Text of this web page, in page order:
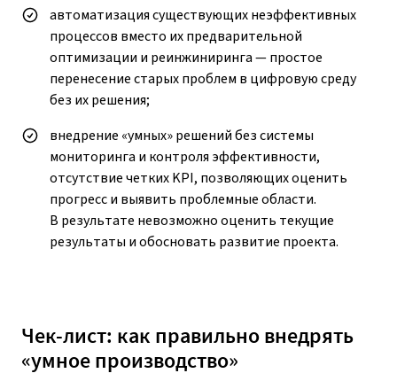
автоматизация существующих неэффективных
процессов вместо их предварительной
оптимизации и реинжиниринга — простое
перенесение старых проблем в цифровую среду
без их решения;
внедрение «умных» решений без системы
мониторинга и контроля эффективности,
отсутствие четких KPI, позволяющих оценить
прогресс и выявить проблемные области.
В результате невозможно оценить текущие
результаты и обосновать развитие проекта.
Чек-лист: как правильно внедрять
«умное производство»